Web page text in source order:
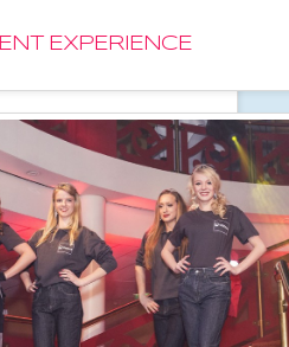
EXPERIENCE